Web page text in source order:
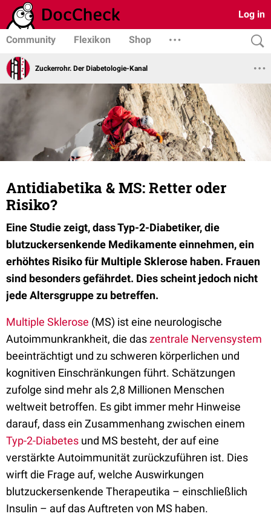
Log in
Community Flexikon Shop
Zuckerrohr. Der Diabetologie-Kanal
Antidiabetika & MS: Retter oder
Risiko?
Eine Studie zeigt, dass Typ-2-Diabetiker, die
blutzuckersenkende Medikamente einnehmen, ein
erhöhtes Risiko für Multiple Sklerose haben. Frauen
sind besonders gefährdet. Dies scheint jedoch nicht
jede Altersgruppe zu betreffen.
Multiple Sklerose (MS) ist eine neurologische
Autoimmunkrankheit, die daszentrale Nervensystem
beeinträchtigt und zu schweren körperlichen und
kognitiven Einschränkungen führt. Schätzungen
zufolge sind mehr als 2,8 Millionen Menschen
weltweit betroffen. Es gibt immer mehr Hinweise
darauf, dass ein Zusammenhang zwischen einem
Typ-2-Diabetes und MS besteht, der auf eine
verstärkte Autoimmunität zurückzuführen ist. Dies
wirft die Frage auf, welche Auswirkungen
blutzuckersenkende Therapeutika – einschließlich
Insulin – auf das Auftreten von MS haben.